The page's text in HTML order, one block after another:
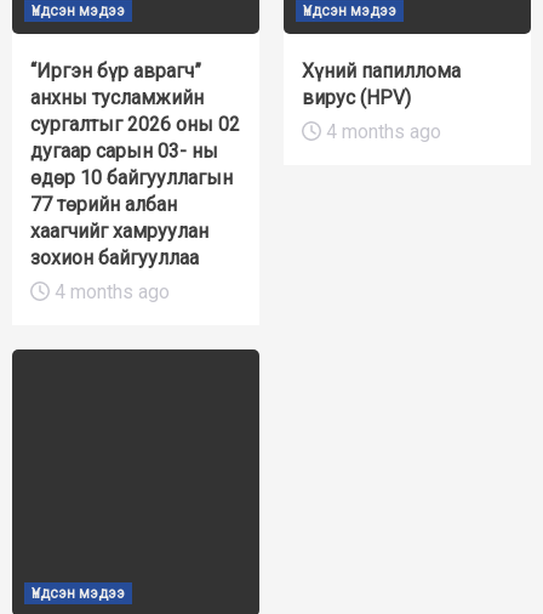
Үндсэн мэдээ
“Иргэн бүр аврагч”
анхны тусламжийн
сургалтыг 2026 оны 02
дугаар сарын 03- ны
өдөр 10 байгууллагын
77 төрийн албан
хаагчийг хамруулан
зохион байгууллаа
4 months ago
Үндсэн мэдээ
Хүний папиллома
вирус (HPV)
4 months ago
Үндсэн мэдээ